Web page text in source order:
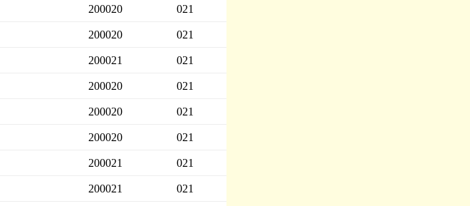
200020 021
200020 021
200021 021
200020 021
200020 021
200020 021
200021 021
200021 021